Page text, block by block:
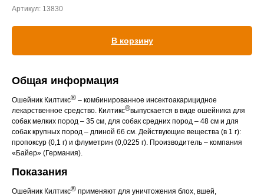
Лечение шиншилл
Вакцинация кроликов
Вакцинация хорьков
Артикул: 13830
В корзину
Общая информация
Ошейник Килтикс® – комбинированное инсектоакарицидное
лекарственное средство. Килтикс®выпускается в виде ошейника для
собак мелких пород – 35 см, для собак средних пород – 48 см и для
собак крупных пород – длиной 66 см. Действующие вещества (в 1 г):
пропоксур (0,1 г) и флуметрин (0,0225 г). Производитель – компания
«Байер» (Германия).
Показания
Ошейник Килтикс® применяют для уничтожения блох, вшей,